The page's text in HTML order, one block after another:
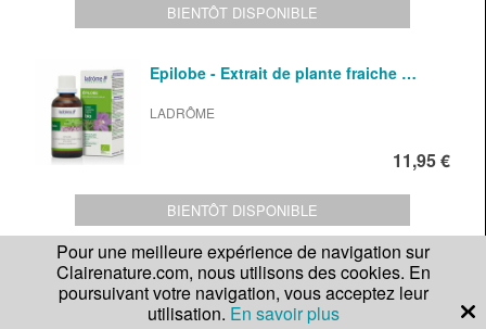
BIENTÔT DISPONIBLE
Epilobe - Extrait de plante fraiche …
LADRÔME
11,95 €
BIENTÔT DISPONIBLE
Trier par
Pour une meilleure expérience de navigation sur
Clairenature.com, nous utilisons des cookies. En
poursuivant votre navigation, vous acceptez leur
utilisation. En savoir plus